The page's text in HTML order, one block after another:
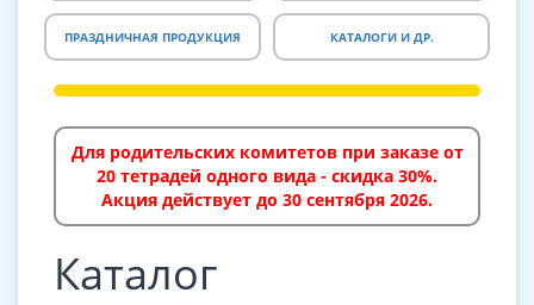
ПРАЗДНИЧНАЯ ПРОДУКЦИЯ КАТАЛОГИ И ДР.
Для родительских комитетов при заказе от
20 тетрадей одного вида - скидка 30%.
Акция действует до 30 сентября 2026.
Каталог